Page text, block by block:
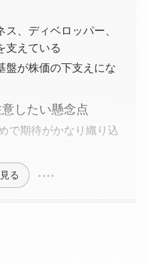
、ディベロッパー、
支えている
盤が株価の下支えにな
したい懸念点
で期待がかなり織り込
る